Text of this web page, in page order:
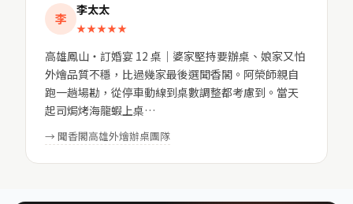
李
李太太
★★★★★
高雄鳳山・訂婚宴 12 桌｜婆家堅持要辦桌、娘家又怕
外燴品質不穩，比過幾家最後選聞香閣。阿榮師親自
跑一趟場勘，從停車動線到桌數調整都考慮到。當天
起司焗烤海龍蝦上桌…
→ 聞香閣高雄外燴辦桌團隊